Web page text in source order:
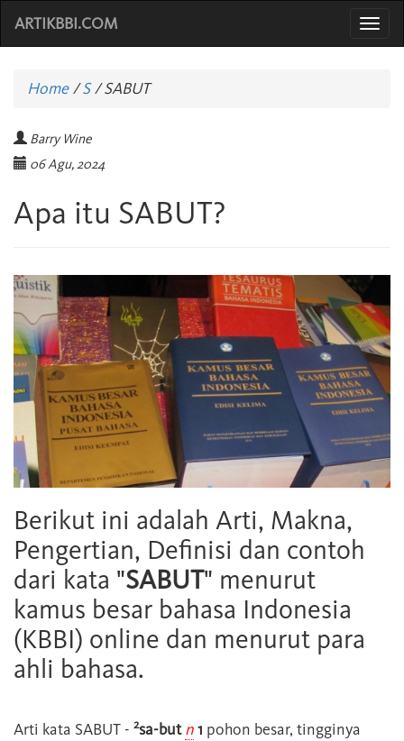
ARTIKBBI.COM
Home/S /SABUT
Barry Wine
06 Agu, 2024
Apa itu SABUT?
Berikut ini adalah Arti, Makna,
Pengertian, Definisi dan contoh
dari kata "SABUT" menurut
kamus besar bahasa Indonesia
(KBBI) online dan menurut para
ahli bahasa.
Arti kata SABUT - 2sa-but n1 pohon besar, tingginya